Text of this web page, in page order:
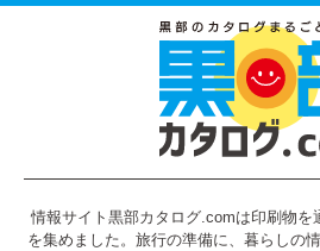
情報サイト黒部カタログ.comは印刷物を
を集めました。旅行の準備に、暮らしの